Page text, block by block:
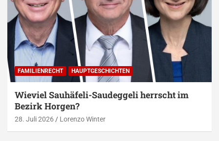
FAMILIENRECHT HAUPTGESCHICHTEN
Wieviel Sauhäfeli-Saudeggeli herrscht im
Bezirk Horgen?
28. Juli 2026 Lorenzo Winter